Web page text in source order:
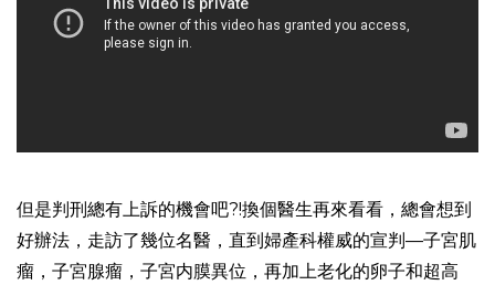
但是判刑總有上訴的機會吧?!換個醫生再來看看，總會想到
好辦法，走訪了幾位名醫，直到婦產科權威的宣判—子宮肌
瘤，子宮腺瘤，子宮内膜異位，再加上老化的卵子和超高